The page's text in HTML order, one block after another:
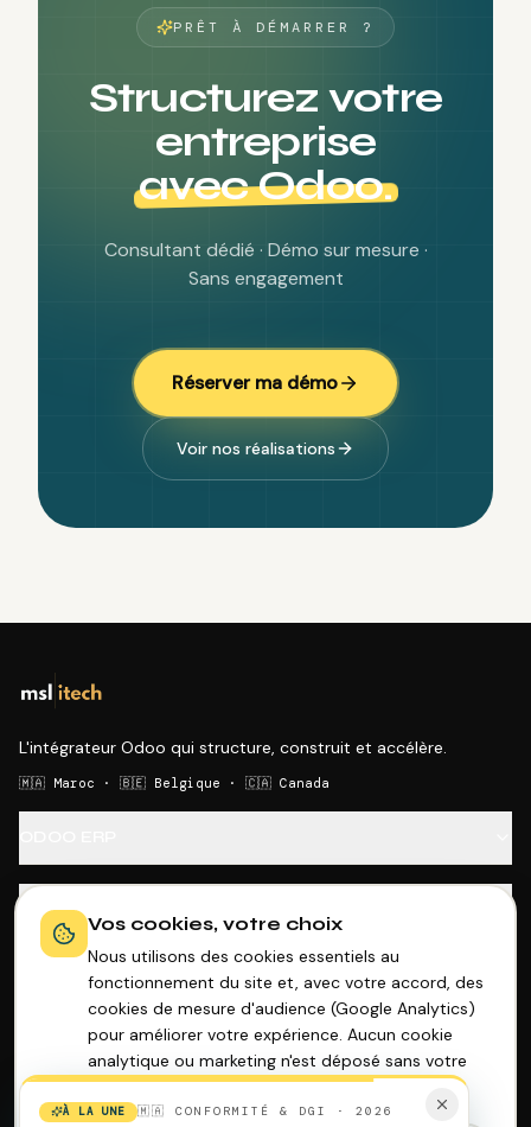
PRÊT À DÉMARRER ?
Structurez votre
entreprise
avec Odoo.
Consultant dédié · Démo sur mesure ·
Sans engagement
Réserver ma démo
Voir nos réalisations
L'intégrateur Odoo qui structure, construit et accélère.
🇲🇦 Maroc · 🇧🇪 Belgique · 🇨🇦 Canada
SECTEURS
OUTILS GRATUITS
ENTREPRISE
Vos cookies, votre choix
Nous utilisons des cookies essentiels au
fonctionnement du site et, avec votre accord, des
cookies de mesure d'audience (Google Analytics)
pour améliorer votre expérience. Aucun cookie
analytique ou marketing n'est déposé sans votre
consentement. En savoir plus
À LA UNE 🇲🇦 CONFORMITÉ & DGI · 2026